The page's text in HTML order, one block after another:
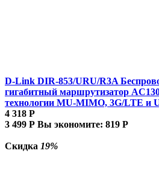
D-Link DIR-853/URU/R3A
гигабитный маршрутизатор
технологии MU-MIMO, 3G/LTE и
4 318 Р
3 499 Р Вы экономите: 819 Р
Скидка 19%